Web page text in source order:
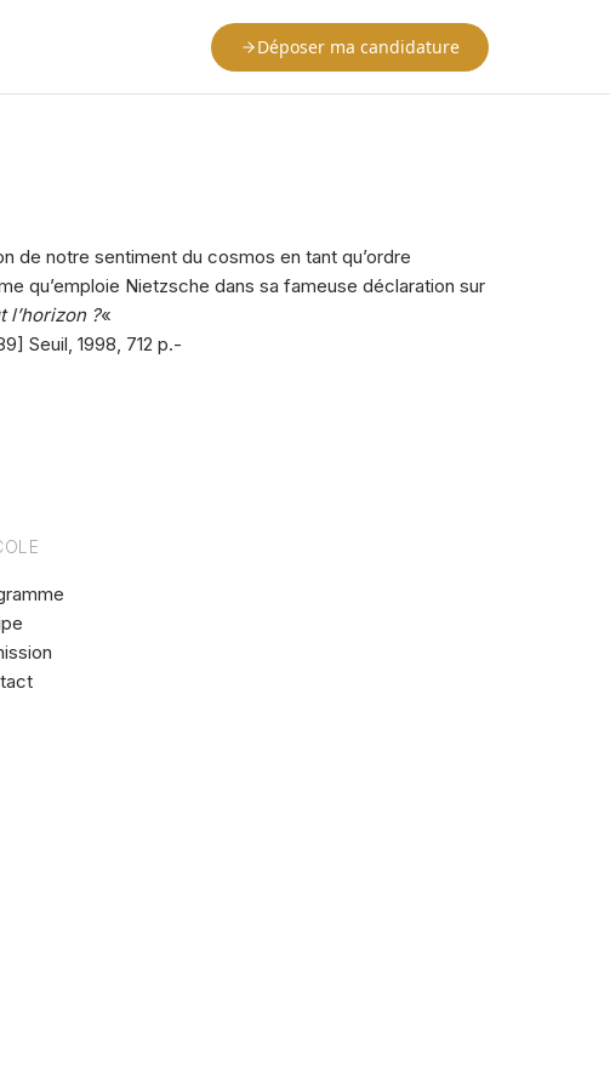
Déposer ma candidature
de notre sentiment du cosmos en tant qu’ordre
qu’emploie Nietzsche dans sa fameuse déclaration sur
l’horizon ?«
Seuil, 1998, 712 p.-